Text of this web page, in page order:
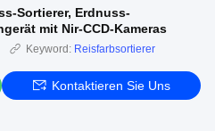
Sortierer, Erdnuss-
mit Nir-CCD-Kameras
Keyword: Reisfarbsortierer
Kontaktieren Sie Uns